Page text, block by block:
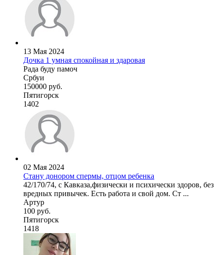
13 Мая 2024
Дочка 1 умная спокойная и здаровая
Рада буду памоч
Србуи
150000 руб.
Пятигорск
1402
02 Мая 2024
Стану донором спермы, отцом ребенка
42/170/74, с Кавказа,физически и психически здоров, без
вредных привычек. Есть работа и свой дом. Ст ...
Артур
100 руб.
Пятигорск
1418